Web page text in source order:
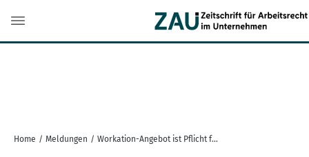
Home / Meldungen / Workation-Angebot ist Pflicht für Arbeitgeber